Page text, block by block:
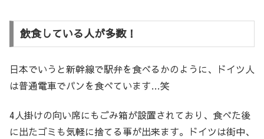
飲食している人が多数！
日本でいうと新幹線で駅弁を食べるかのように、ドイツ人
は普通電車でパンを食べています…笑
4人掛けの向い席にもごみ箱が設置されており、食べた後
に出たゴミも気軽に捨てる事が出来ます。ドイツは街中、